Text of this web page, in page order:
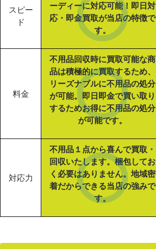
スピー
ド
ーディーに対応可能！即日対
応・即金買取が当店の特徴で
す。
料金
不用品回収時に買取可能な商
品は積極的に買取するため、
リーズナブルに不用品の処分
が可能。即日即金で買い取り
するためお得に不用品の処分
が可能です。
対応力
不用品１点から喜んで買取・
回収いたします。梱包してお
く必要はありません。地域密
着だからできる当店の強みで
す。